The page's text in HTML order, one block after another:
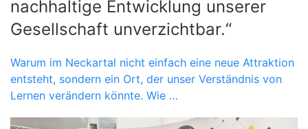
nachhaltige Entwicklung unserer
Gesellschaft unverzichtbar.“
Warum im Neckartal nicht einfach eine neue Attraktion
entsteht, sondern ein Ort, der unser Verständnis von
Lernen verändern könnte. Wie …